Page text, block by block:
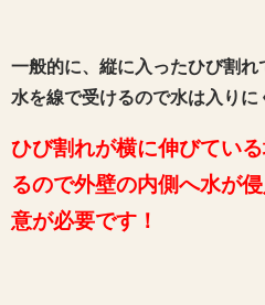
一般的に、縦に入ったひび割
水を線で受けるので水は入りに
ひび割れが横に伸びてい
るので外壁の内側へ水が
意が必要です！